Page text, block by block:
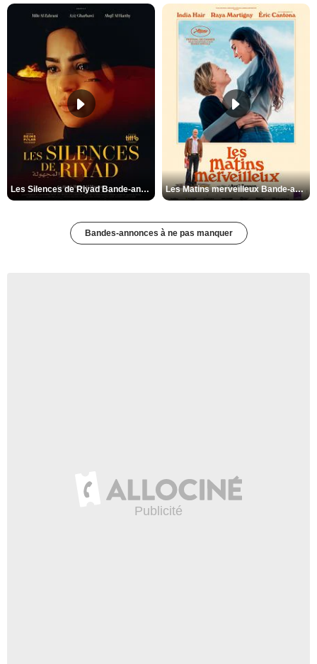
Les Silences de Riyad Bande-annonce VO STFR Les Matins merveilleux Bande-annonce VF
Bandes-annonces à ne pas manquer